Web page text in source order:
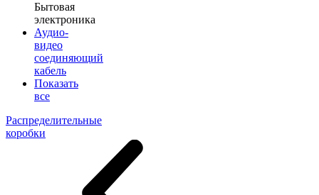
Бытовая
электроника
Аудио-
видео
соединяющий
кабель
Показать
все
Распределительные
коробки